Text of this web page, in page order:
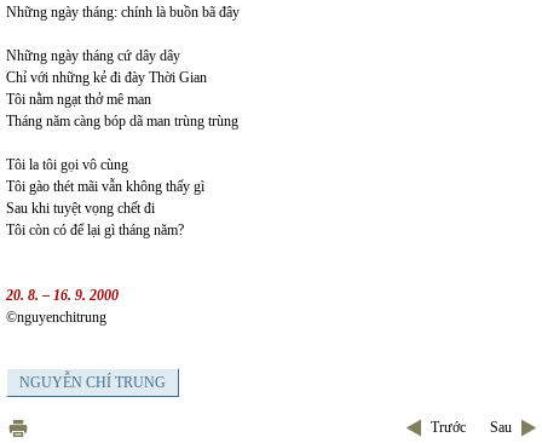
Những ngày tháng: chính là buồn bã đây
Những ngày tháng cứ dây dây
Chỉ với những kẻ đi đày Thời Gian
Tôi nằm ngạt thở mê man
Tháng năm càng bóp dã man trùng trùng
Tôi la tôi gọi vô cùng
Tôi gào thét mãi vẫn không thấy gì
Sau khi tuyệt vọng chết đi
Tôi còn có để lại gì tháng năm?
20. 8. – 16. 9. 2000
©nguyenchitrung
NGUYỄN CHÍ TRUNG
Trước Sau